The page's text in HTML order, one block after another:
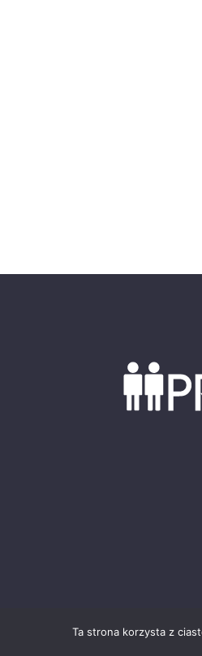
© 2024 PRoto.pl
Ta strona korzysta z